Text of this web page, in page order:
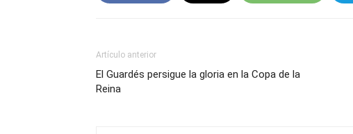
Artículo anterior
El Guardés persigue la gloria en la Copa de la
Reina